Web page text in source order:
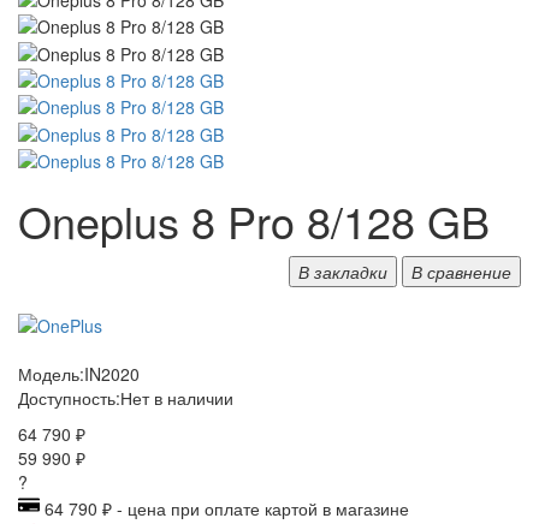
Oneplus 8 Pro 8/128 GB
В закладки В сравнение
Модель:IN2020
Доступность:Нет в наличии
64 790 ₽
59 990 ₽
?
64 790 ₽ - цена при оплате картой в магазине